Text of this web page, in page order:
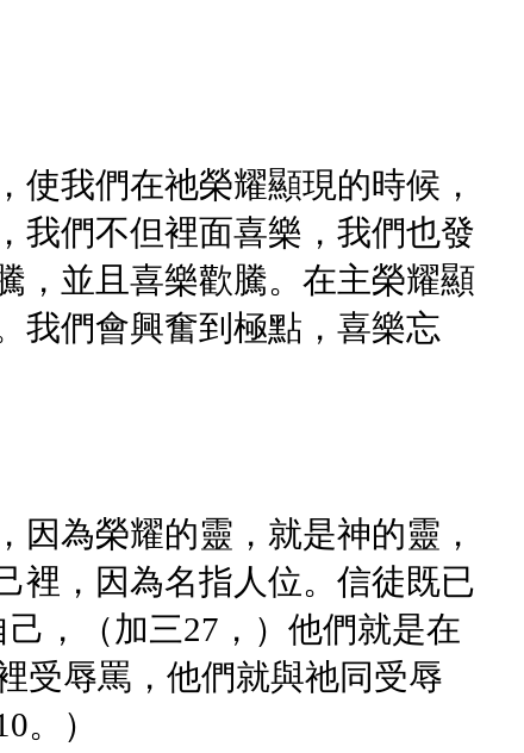
我們在祂榮耀顯現的時候，
我們不但裡面喜樂，我們也發
，並且喜樂歡騰。在主榮耀顯
我們會興奮到極點，喜樂忘
為榮耀的靈，就是神的靈，
裡，因為名指人位。信徒既已
，（加三27，）他們就是在
受辱罵，他們就與祂同受辱
。）